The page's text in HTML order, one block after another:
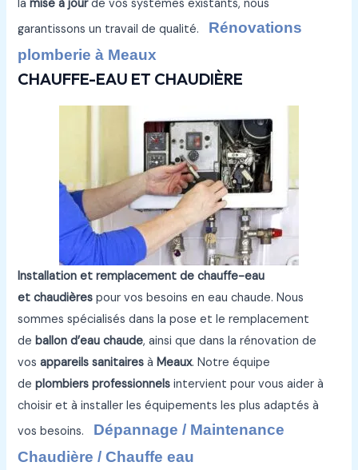
lamise à jourde vos systèmes existants, nous
garantissons un travail de qualité. Rénovations
plomberie à Meaux
CHAUFFE-EAU ET CHAUDIÈRE
Installation et remplacement de chauffe-eau
et chaudières pour vos besoins en eau chaude. Nous
sommes spécialisés dans la pose et le remplacement
deballon d’eau chaude, ainsi que dans la rénovation de
vosappareils sanitaires àMeaux. Notre équipe
deplombiers professionnels intervient pour vous aider à
choisir et à installer les équipements les plus adaptés à
vos besoins. Dépannage / Maintenance
Chaudière / Chauffe eau